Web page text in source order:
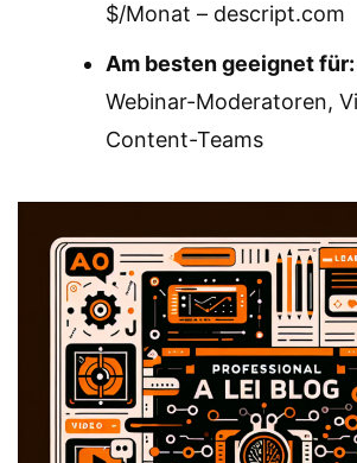
$/Monat – descript.com
Am besten geeignet für:
Webinar-Moderatoren,
Content-Teams